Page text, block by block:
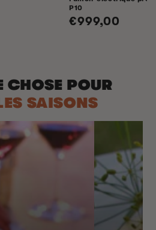
P10
Prix
€999,00
CHOSE POUR
SAISONS